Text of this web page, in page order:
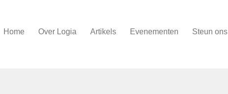
Home Over Logia Artikels Evenementen Steun ons